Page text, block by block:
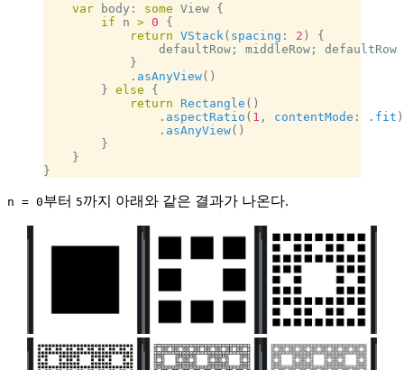
    var
body: some View {
        if
n > 0 {
            return
VStack ( spacing : 2 ) {
                defaultRow; middleRow; defaultRow
            }
            .
asAnyView()
        }
else {
            return
Rectangle ()
                .
aspectRatio ( 1 , contentMode : . fit )
                .
asAnyView()
        }
    }
}
n = 0부터 5까지 아래와 같은 결과가 나온다.